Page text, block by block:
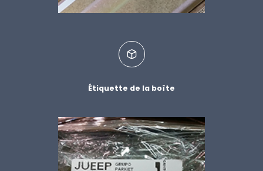
Étiquette de la boîte